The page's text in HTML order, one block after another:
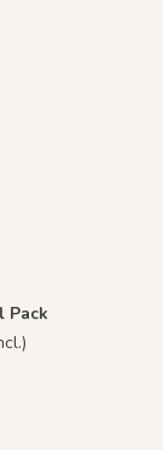
Pack
Blue
- Sunset Pink